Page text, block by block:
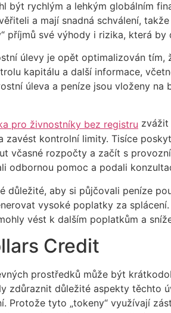
být rychlým a lehkým globálním
a mají snadná schválení,
příjmů své výhody i rizika, která
úlevy je opět optimalizován tím,
kapitálu a další informace,
úleva a peníze jsou vloženy
pro živnostníky bez registru zvážit
zavést kontrolní limity. Tisíce
včasné rozpočty a začít s
odbornou pomoc a podali
důležité, aby si půjčovali peníze
vysoké poplatky za
vést k dalším poplatkům a
Credit
prostředků může být
zdůraznit důležité aspekty těchto
Protože tyto „tokeny“ využívají